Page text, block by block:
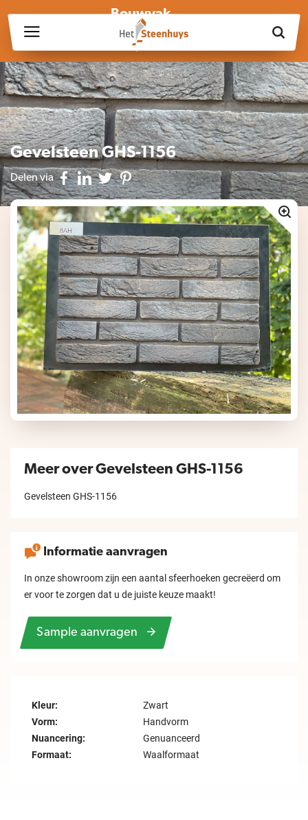
Bouwvak
Wij zijn wegens de bouwvak gesloten op vrijdag 17 juli en in
week 30, 31 en 32.
Gevelsteen GHS-1156
Delen via
Meer over Gevelsteen GHS-1156
Gevelsteen GHS-1156
Informatie aanvragen
In onze showroom zijn een aantal sfeerhoeken gecreëerd om
er voor te zorgen dat u de juiste keuze maakt!
Sample aanvragen
Kleur:
Zwart
Vorm:
Handvorm
Nuancering:
Genuanceerd
Formaat:
Waalformaat